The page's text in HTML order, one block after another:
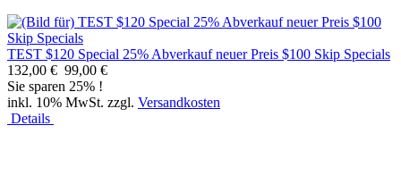
TEST $120 Special 25% Abverkauf neuer Preis $100 Skip Specials
132,00 € 99,00 €
Sie sparen 25% !
inkl. 10% MwSt. zzgl. Versandkosten
Details